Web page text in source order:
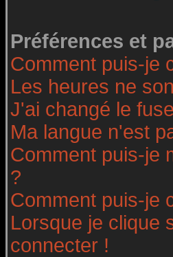
Préférences et
Comment puis-je
Les heures ne
J'ai changé le
Ma langue n'est
Comment puis-je
?
Comment puis-je
Lorsque je clique
connecter !